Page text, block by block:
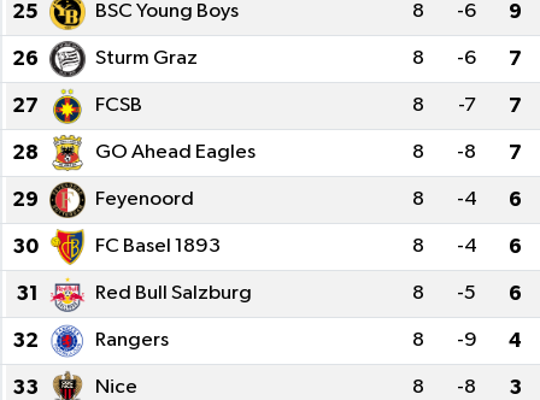
25 BSC Young Boys 8 -6 9
26 Sturm Graz 8 -6 7
27 FCSB 8 -7 7
28 GO Ahead Eagles 8 -8 7
29 Feyenoord 8 -4 6
30 FC Basel 1893 8 -4 6
31 Red Bull Salzburg 8 -5 6
32 Rangers 8 -9 4
33 Nice 8 -8 3